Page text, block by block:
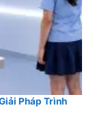
Pháp Trình